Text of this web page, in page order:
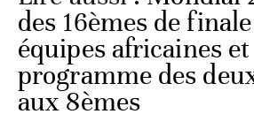
Lire aussi :Mondial
des 16èmes de
équipes africaines